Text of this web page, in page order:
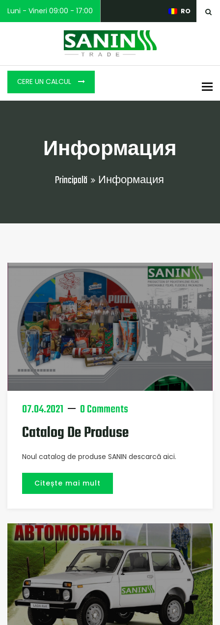
Luni - Vineri 09:00 - 17:00 RO
СERE UN CALCUL
Информация
Principală Информация
07.04.2021 0 Comments
Catalog De Produse
Noul catalog de produse SANIN descarcă aici.
Citește mai mult